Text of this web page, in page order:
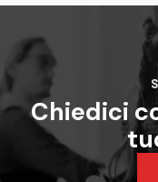
Chiedici